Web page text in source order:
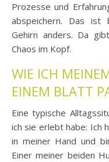
Prozesse und
abspeichern. Das ist
Gehirn anders. Da
Chaos im Kopf.
WIE ICH
EINEM BLATT
Eine typische
ich sie erlebt habe: Ich
in meiner Hand und
Einer meiner beiden